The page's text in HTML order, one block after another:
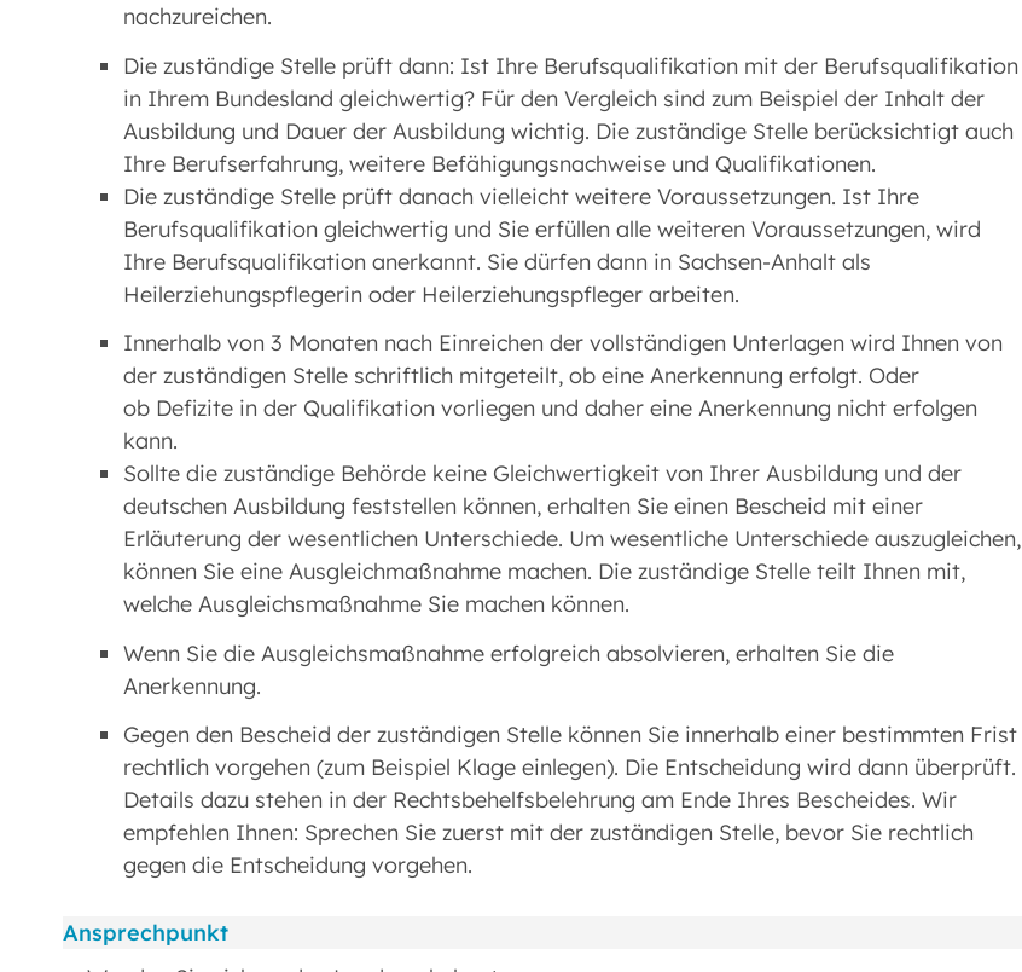
nachzureichen.
Die zuständige Stelle prüft dann: Ist Ihre Berufsqualifikation mit der Berufsqualifikation
in Ihrem Bundesland gleichwertig? Für den Vergleich sind zum Beispiel der Inhalt der
Ausbildung und Dauer der Ausbildung wichtig. Die zuständige Stelle berücksichtigt auch
Ihre Berufserfahrung, weitere Befähigungsnachweise und Qualifikationen.
Die zuständige Stelle prüft danach vielleicht weitere Voraussetzungen. Ist Ihre
Berufsqualifikation gleichwertig und Sie erfüllen alle weiteren Voraussetzungen, wird
Ihre Berufsqualifikation anerkannt. Sie dürfen dann in Sachsen-Anhalt als
Heilerziehungspflegerin oder Heilerziehungspfleger arbeiten.
Innerhalb von 3 Monaten nach Einreichen der vollständigen Unterlagen wird Ihnen von
der zuständigen Stelle schriftlich mitgeteilt, ob eine Anerkennung erfolgt. Oder
ob Defizite in der Qualifikation vorliegen und daher eine Anerkennung nicht erfolgen
kann.
Sollte die zuständige Behörde keine Gleichwertigkeit von Ihrer Ausbildung und der
deutschen Ausbildung feststellen können, erhalten Sie einen Bescheid mit einer
Erläuterung der wesentlichen Unterschiede. Um wesentliche Unterschiede auszugleichen,
können Sie eine Ausgleichmaßnahme machen. Die zuständige Stelle teilt Ihnen mit,
welche Ausgleichsmaßnahme Sie machen können.
Wenn Sie die Ausgleichsmaßnahme erfolgreich absolvieren, erhalten Sie die
Anerkennung.
Gegen den Bescheid der zuständigen Stelle können Sie innerhalb einer bestimmten Frist
rechtlich vorgehen (zum Beispiel Klage einlegen). Die Entscheidung wird dann überprüft.
Details dazu stehen in der Rechtsbehelfsbelehrung am Ende Ihres Bescheides. Wir
empfehlen Ihnen: Sprechen Sie zuerst mit der zuständigen Stelle, bevor Sie rechtlich
gegen die Entscheidung vorgehen.
Ansprechpunkt